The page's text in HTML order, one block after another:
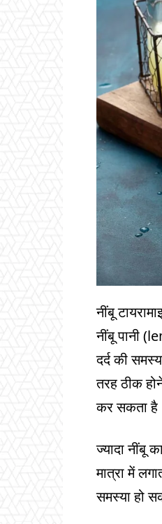
नींबू
नींबू पानी
दर्द की
तरह ठीक
कर सकता
ज्यादा नींबू
मात्रा में
समस्या हो